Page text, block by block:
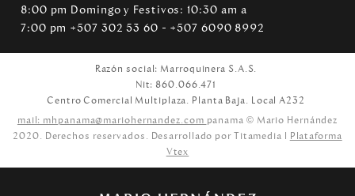
8:00 pm Domingo y Festivos: 10:30 am a
7:00 pm +507 302 53 60 - +507 6090 8992
Razón social: Marroquinera S.A.S.
Nit: 860.066.471
Centro Comercial Multiplaza. Planta Baja. Local A232
mail: mhpanama@mariohernandez.com panama © Mario Hernández
2020. Derechos reservados. Desarrollado por Titamedia l Plataforma
Vtex